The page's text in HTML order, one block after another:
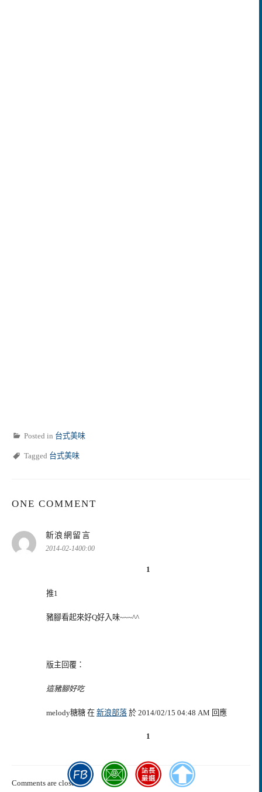
Posted in 台式美味
Tagged 台式美味
ONE COMMENT
新浪網留言
示:
2014-02-1400:00
1
推1
豬腳看起來好Q好入味~~~^^
版主回覆：
這豬腳好吃
melody糖糖 在 新浪部落 於 2014/02/15 04:48 AM 回應
1
Comments are closed.